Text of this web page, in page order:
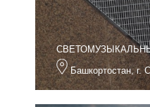
Башкортостан, г.